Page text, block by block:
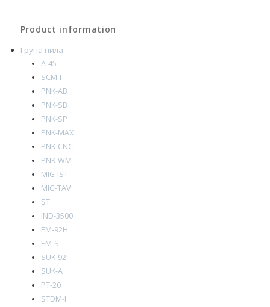
Product information
Група пила
A-45
SCM-I
PNK-AB
PNK-SB
PNK-SP
PNK-MAX
PNK-CNC
PNK-WM
MIG-IST
MIG-TAV
ST
IND-3500
EM-92H
EM-S
SUK-92
SUK-A
PT-20
STDM-I